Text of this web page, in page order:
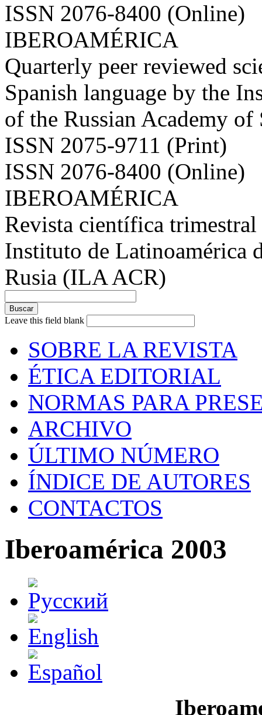
ISSN 2076-8400 (Online)
IBEROAMÉRICA
Quarterly peer reviewed
Spanish language by the
of the Russian Academy
ISSN 2075-9711 (Print)
ISSN 2076-8400 (Online)
IBEROAMÉRICA
Revista científica
Instituto de Latinoamérica
Rusia (ILA ACR)
Leave this field blank
SOBRE LA REVISTA
ÉTICA EDITORIAL
NORMAS PARA
ARCHIVO
ÚLTIMO NÚMERO
ÍNDICE DE AUTORES
CONTACTOS
Iberoamérica 2003